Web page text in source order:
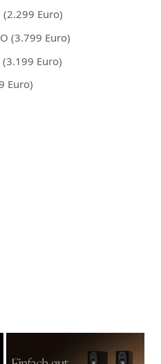
(2.299 Euro)
(3.799 Euro)
(3.199 Euro)
Euro)